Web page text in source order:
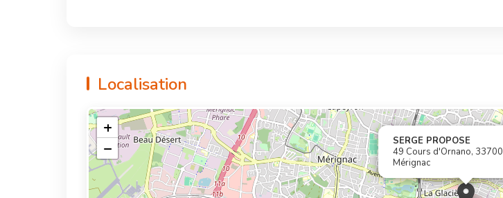
Localisation
SERGE PROPOSE
49 Cours d'Ornano, 33700
Mérignac
+
−